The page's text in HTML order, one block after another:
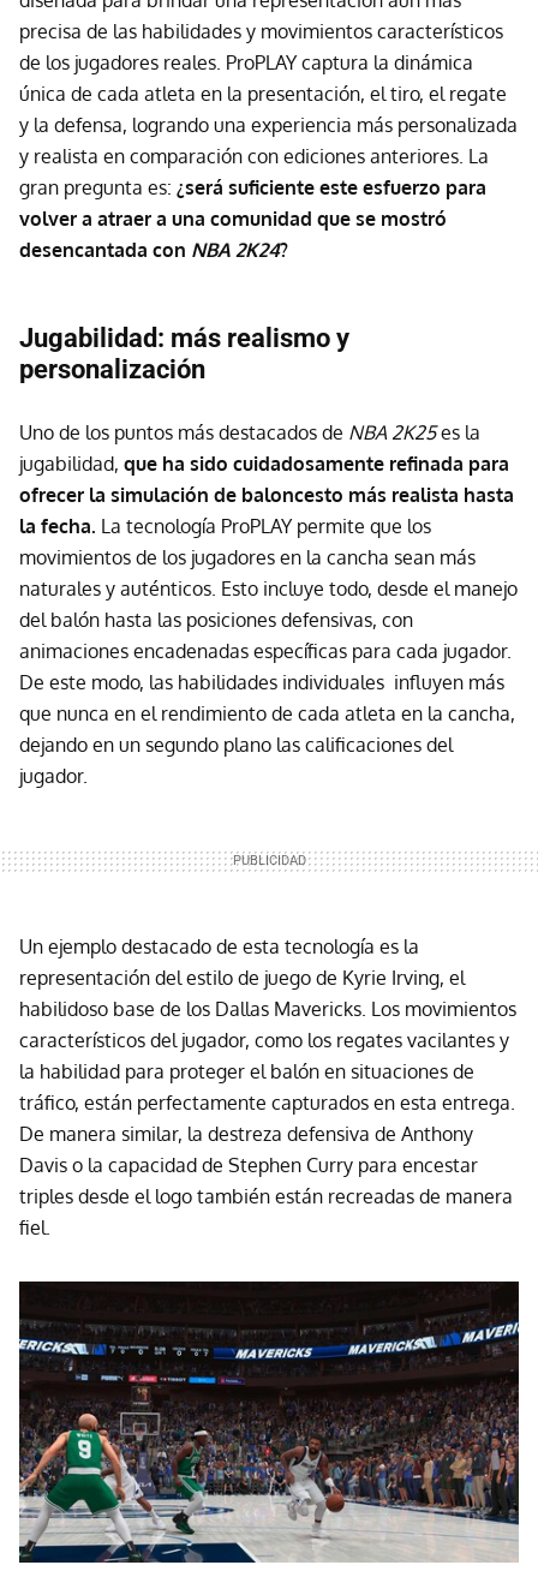
precisa de las habilidades y movimientos característicos
de los jugadores reales. ProPLAY captura la dinámica
única de cada atleta en la presentación, el tiro, el regate
y la defensa, logrando una experiencia más personalizada
y realista en comparación con ediciones anteriores. La
gran pregunta es: ¿será suficiente este esfuerzo para
volver a atraer a una comunidad que se mostró
desencantada con NBA 2K24?
Jugabilidad: más realismo y
personalización
Uno de los puntos más destacados de NBA 2K25es la
jugabilidad, que ha sido cuidadosamente refinada para
ofrecer la simulación de baloncesto más realista hasta
la fecha. La tecnología ProPLAY permite que los
movimientos de los jugadores en la cancha sean más
naturales y auténticos. Esto incluye todo, desde el manejo
del balón hasta las posiciones defensivas, con
animaciones encadenadas específicas para cada jugador.
De este modo, las habilidades individuales influyen más
que nunca en el rendimiento de cada atleta en la cancha,
dejando en un segundo plano las calificaciones del
jugador.
Un ejemplo destacado de esta tecnología es la
representación del estilo de juego de Kyrie Irving, el
habilidoso base de los Dallas Mavericks. Los movimientos
característicos del jugador, como los regates vacilantes y
la habilidad para proteger el balón en situaciones de
tráfico, están perfectamente capturados en esta entrega.
De manera similar, la destreza defensiva de Anthony
Davis o la capacidad de Stephen Curry para encestar
triples desde el logo también están recreadas de manera
fiel.